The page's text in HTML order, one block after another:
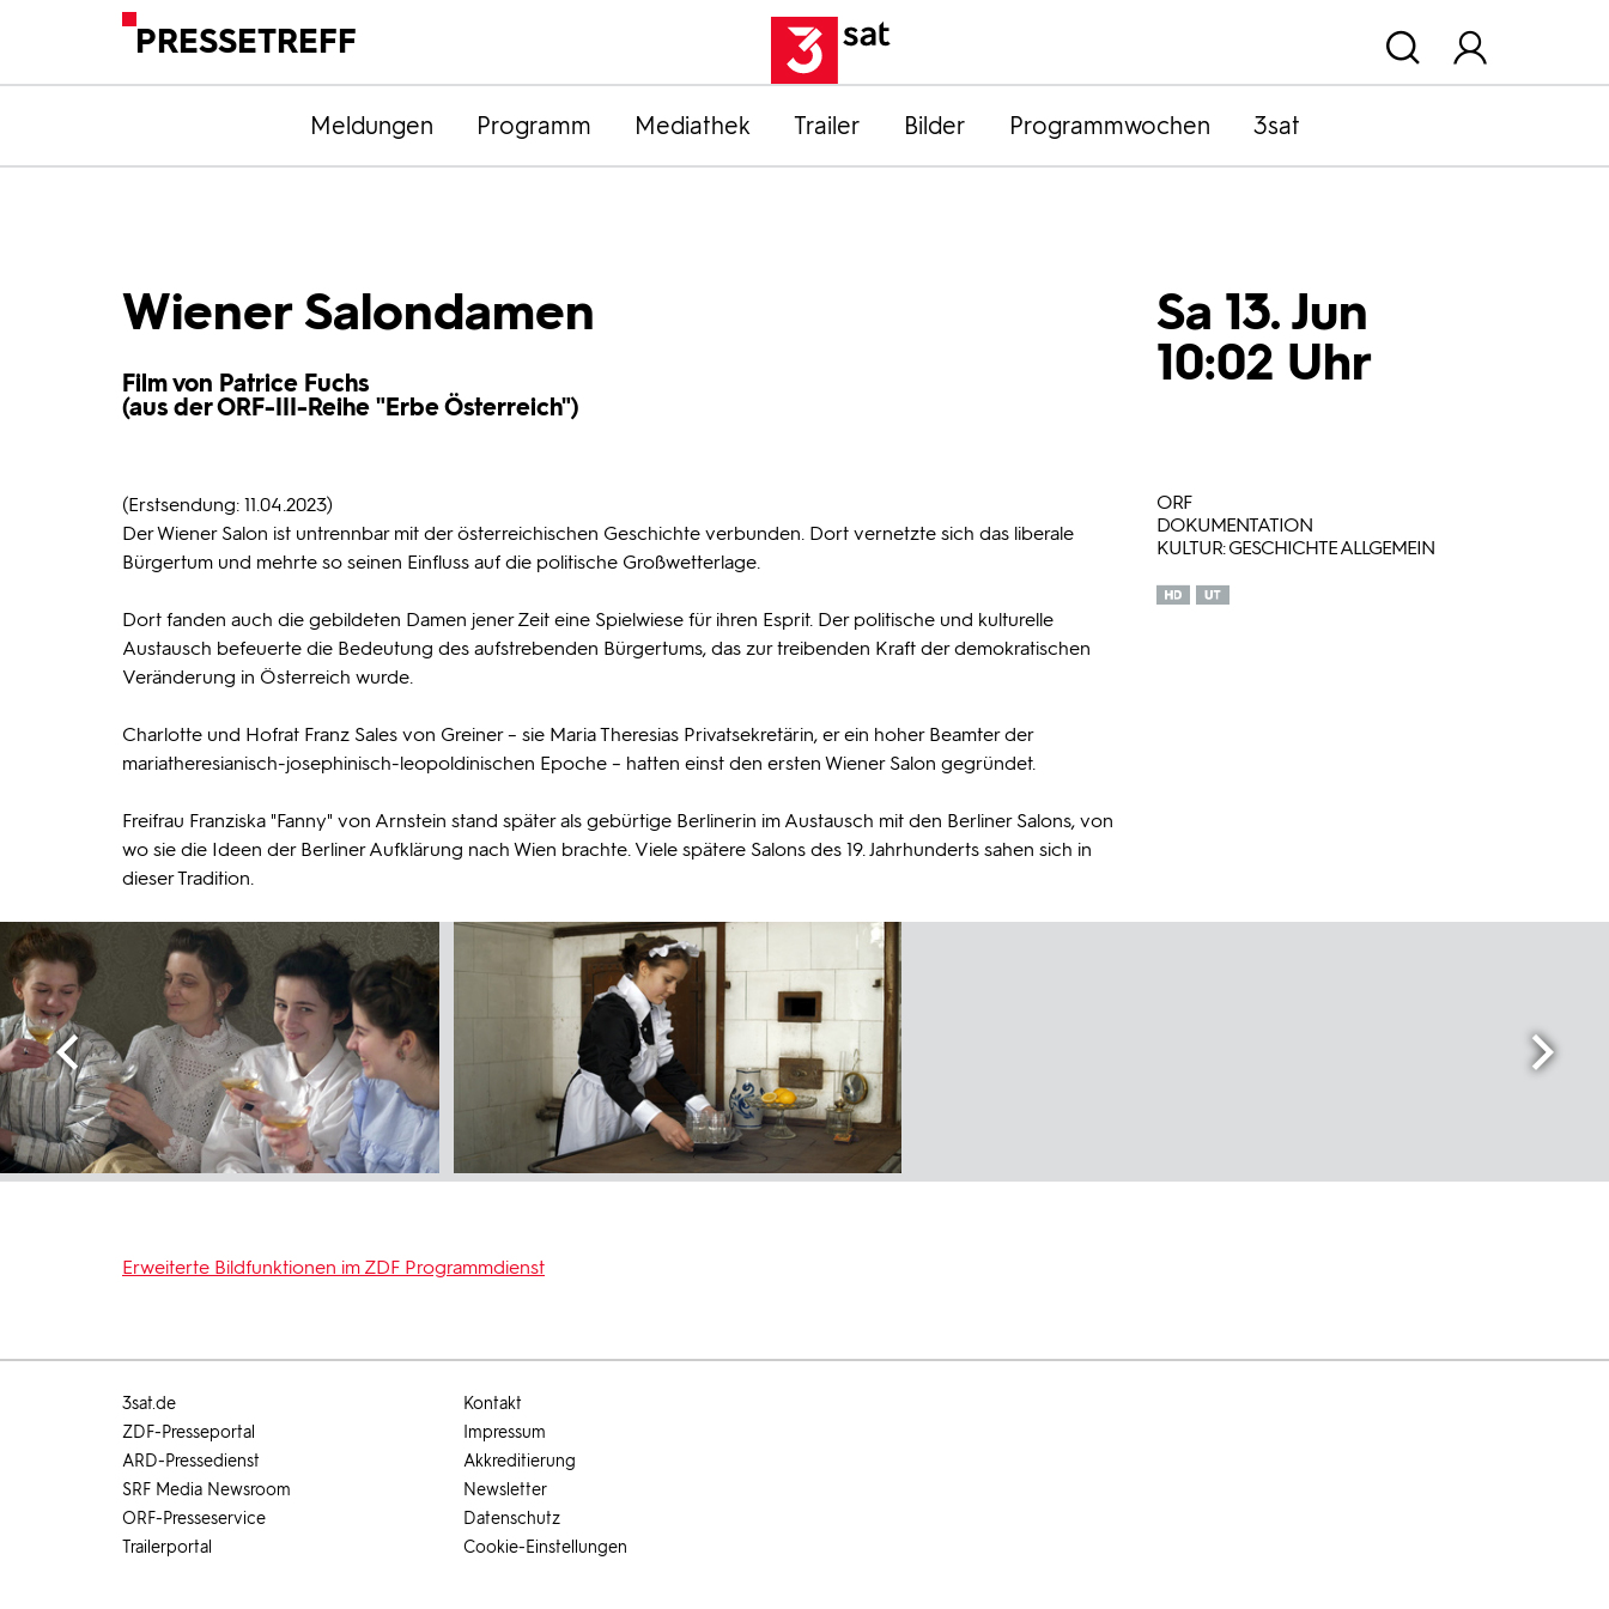
PRESSETREFF
Meldungen Programm Mediathek Trailer Bilder Programmwochen 3sat
Wiener Salondamen
Film von Patrice Fuchs
(aus der ORF-III-Reihe "Erbe Österreich")
Sa 13. Jun
10:02 Uhr
(Erstsendung: 11.04.2023)
Der Wiener Salon ist untrennbar mit der österreichischen Geschichte verbunden. Dort vernetzte sich das liberale
Bürgertum und mehrte so seinen Einfluss auf die politische Großwetterlage.
Dort fanden auch die gebildeten Damen jener Zeit eine Spielwiese für ihren Esprit. Der politische und kulturelle
Austausch befeuerte die Bedeutung des aufstrebenden Bürgertums, das zur treibenden Kraft der demokratischen
Veränderung in Österreich wurde.
Charlotte und Hofrat Franz Sales von Greiner – sie Maria Theresias Privatsekretärin, er ein hoher Beamter der
mariatheresianisch-josephinisch-leopoldinischen Epoche – hatten einst den ersten Wiener Salon gegründet.
Freifrau Franziska "Fanny" von Arnstein stand später als gebürtige Berlinerin im Austausch mit den Berliner Salons, von
wo sie die Ideen der Berliner Aufklärung nach Wien brachte. Viele spätere Salons des 19. Jahrhunderts sahen sich in
dieser Tradition.
ORF
DOKUMENTATION
KULTUR: GESCHICHTE ALLGEMEIN
Erweiterte Bildfunktionen im ZDF Programmdienst
3sat.de
ZDF-Presseportal
ARD-Pressedienst
SRF Media Newsroom
ORF-Presseservice
Trailerportal
Kontakt
Impressum
Akkreditierung
Newsletter
Datenschutz
Cookie-Einstellungen